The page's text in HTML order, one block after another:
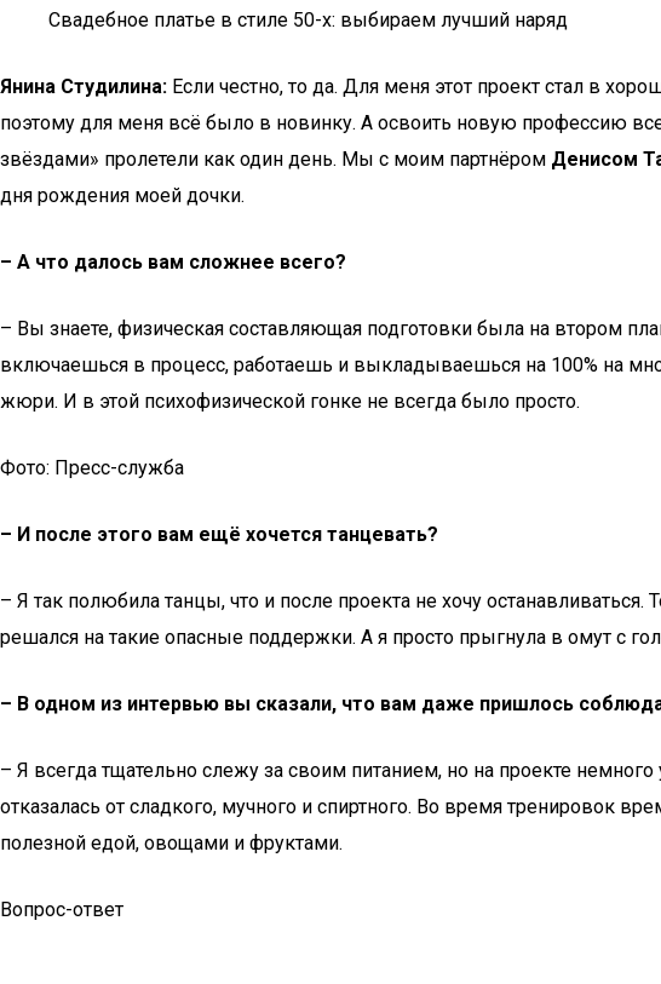
Свадебное платье в стиле 50-х: выбираем лучший наряд
Янина Студилина: Если честно, то да. Для меня этот проект стал в
поэтому для меня всё было в новинку. А освоить новую профессию
звёздами» пролетели как один день. Мы с моим партнёром Денисом
дня рождения моей дочки.
– А что далось вам сложнее всего?
– Вы знаете, физическая составляющая подготовки была на втором
включаешься в процесс, работаешь и выкладываешься на 100% на
жюри. И в этой психофизической гонке не всегда было просто.
Фото: Пресс-служба
– И после этого вам ещё хочется танцевать?
– Я так полюбила танцы, что и после проекта не хочу
решался на такие опасные поддержки. А я просто прыгнула в омут с
– В одном из интервью вы сказали, что вам даже пришлось
– Я всегда тщательно слежу за своим питанием, но на проекте
отказалась от сладкого, мучного и спиртного. Во время тренировок
полезной едой, овощами и фруктами.
Вопрос-ответ